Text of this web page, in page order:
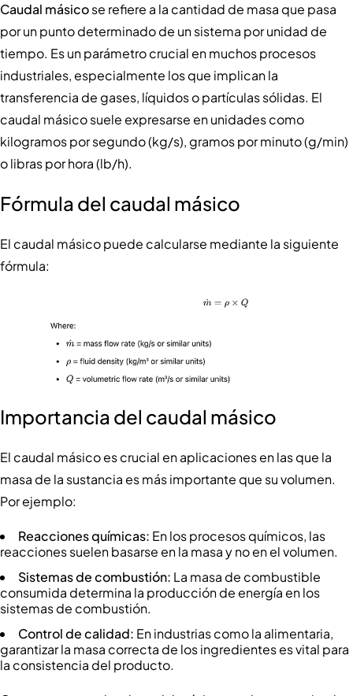
Caudal másicose refiere a la cantidad de masa que pasa
por un punto determinado de un sistema por unidad de
tiempo. Es un parámetro crucial en muchos procesos
industriales, especialmente los que implican la
transferencia de gases, líquidos o partículas sólidas. El
caudal másico suele expresarse en unidades como
kilogramos por segundo (kg/s), gramos por minuto (g/min)
o libras por hora (lb/h).
Fórmula del caudal másico
El caudal másico puede calcularse mediante la siguiente
fórmula:
Importancia del caudal másico
El caudal másico es crucial en aplicaciones en las que la
masa de la sustancia es más importante que su volumen.
Por ejemplo:
Reacciones químicas: En los procesos químicos, las
reacciones suelen basarse en la masa y no en el volumen.
Sistemas de combustión: La masa de combustible
consumida determina la producción de energía en los
sistemas de combustión.
Control de calidad: En industrias como la alimentaria,
garantizar la masa correcta de los ingredientes es vital para
la consistencia del producto.